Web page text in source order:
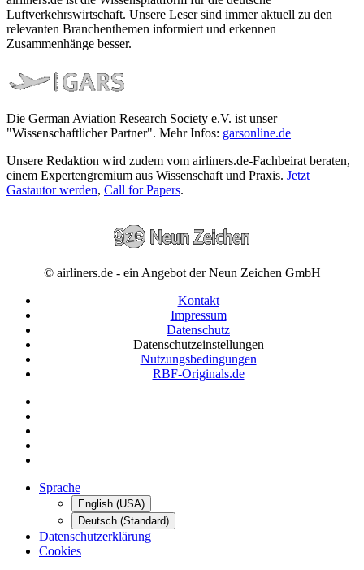
Luftverkehrswirtschaft. Unsere Leser sind immer aktuell zu den
relevanten Branchenthemen informiert und erkennen
Zusammenhänge besser.
Die German Aviation Research Society e.V. ist unser
"Wissenschaftlicher Partner". Mehr Infos: garsonline.de
Unsere Redaktion wird zudem vom airliners.de-Fachbeirat beraten,
einem Expertengremium aus Wissenschaft und Praxis. Jetzt
Gastautor werden, Call for Papers.
© airliners.de - ein Angebot der Neun Zeichen GmbH
Kontakt
Impressum
Datenschutz
Datenschutzeinstellungen
Nutzungsbedingungen
RBF-Originals.de
Sprache
English (USA)
Deutsch (Standard)
Datenschutzerklärung
Cookies